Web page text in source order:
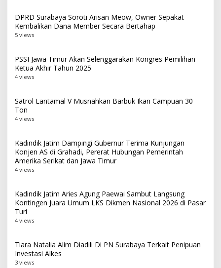
DPRD Surabaya Soroti Arisan Meow, Owner Sepakat
Kembalikan Dana Member Secara Bertahap
5 views
PSSI Jawa Timur Akan Selenggarakan Kongres Pemilihan
Ketua Akhir Tahun 2025
4 views
Satrol Lantamal V Musnahkan Barbuk Ikan Campuan 30
Ton
4 views
Kadindik Jatim Dampingi Gubernur Terima Kunjungan
Konjen AS di Grahadi, Pererat Hubungan Pemerintah
Amerika Serikat dan Jawa Timur
4 views
Kadindik Jatim Aries Agung Paewai Sambut Langsung
Kontingen Juara Umum LKS Dikmen Nasional 2026 di Pasar
Turi
4 views
Tiara Natalia Alim Diadili Di PN Surabaya Terkait Penipuan
Investasi Alkes
3 views